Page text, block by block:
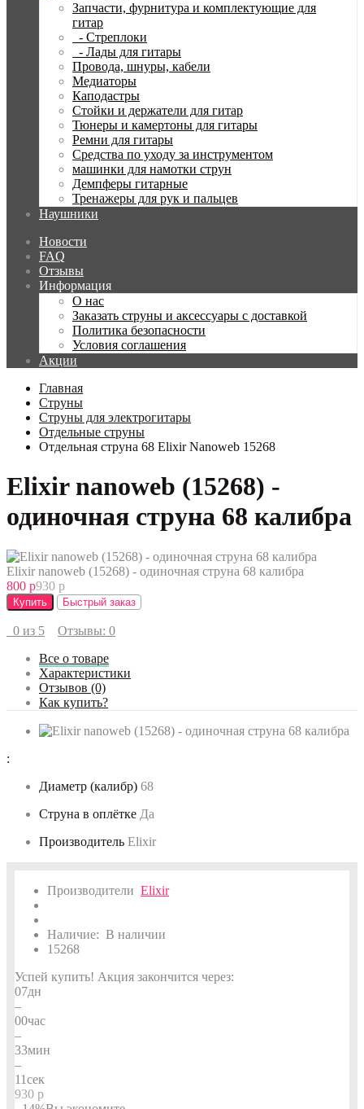
Запчасти, фурнитура и комплектующие для
гитар
- Стреплоки
- Лады для гитары
Провода, шнуры, кабели
Медиаторы
Каподастры
Стойки и держатели для гитар
Тюнеры и камертоны для гитары
Ремни для гитары
Средства по уходу за инструментом
машинки для намотки струн
Демпферы гитарные
Тренажеры для рук и пальцев
Наушники
Новости
FAQ
Отзывы
Информация
О нас
Заказать струны и аксессуары с доставкой
Политика безопасности
Условия соглашения
Акции
Главная
Струны
Струны для электрогитары
Отдельные струны
Отдельная струна 68 Elixir Nanoweb 15268
Elixir nanoweb (15268) -
одиночная струна 68 калибра
Elixir nanoweb (15268) - одиночная струна 68 калибра
800 р930 р
Купить Быстрый заказ
0 из 5
Отзывы: 0
Все о товаре
Характеристики
Отзывов (0)
Как купить?
:
Диаметр (калибр) 68
Струна в оплётке Да
Производитель Elixir
Производители Elixir
Наличие: В наличии
15268
Успей купить! Акция закончится через:
07дн
–
00час
–
33мин
–
10сек
930 р